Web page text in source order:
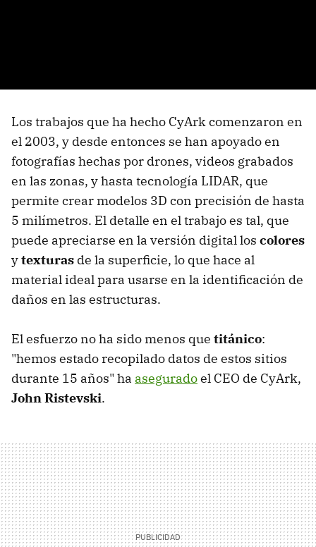
Los trabajos que ha hecho CyArk comenzaron en
el 2003, y desde entonces se han apoyado en
fotografías hechas por drones, videos grabados
en las zonas, y hasta tecnología LIDAR, que
permite crear modelos 3D con precisión de hasta
5 milímetros. El detalle en el trabajo es tal, que
puede apreciarse en la versión digital los colores
ytexturas de la superficie, lo que hace al
material ideal para usarse en la identificación de
daños en las estructuras.
El esfuerzo no ha sido menos que titánico:
"hemos estado recopilado datos de estos sitios
durante 15 años" ha aseguradoel CEO de CyArk,
John Ristevski.